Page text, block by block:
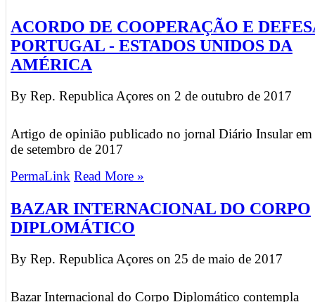
ACORDO DE COOPERAÇÃO E
PORTUGAL - ESTADOS UNIDOS DA
AMÉRICA
By Rep. Republica Açores on 2 de outubro de 2017
Artigo de opinião publicado no jornal Diário Insular
de setembro de 2017
PermaLink Read More »
BAZAR INTERNACIONAL DO CORPO
DIPLOMÁTICO
By Rep. Republica Açores on 25 de maio de 2017
Bazar Internacional do Corpo Diplomático contempla